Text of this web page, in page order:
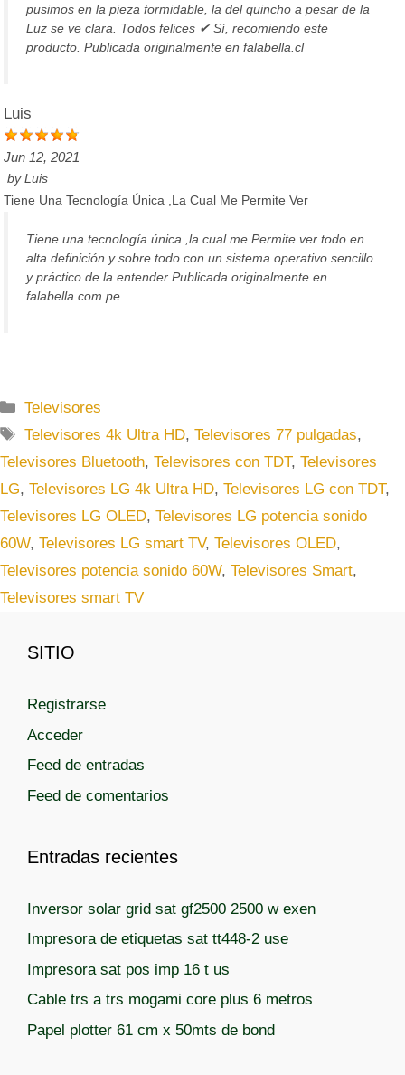
pusimos en la pieza formidable, la del quincho a pesar de la
Luz se ve clara. Todos felices ✔ Sí, recomiendo este
producto. Publicada originalmente en falabella.cl
Luis
Jun 12, 2021
byLuis
Tiene Una Tecnología Única ,la Cual Me Permite Ver
Tiene una tecnología única ,la cual me Permite ver todo en
alta definición y sobre todo con un sistema operativo sencillo
y práctico de la entender Publicada originalmente en
falabella.com.pe
C
a
o
r
í
Televisores
E
t
u
e
t
a
Televisores 4k Ultra HD,Televisores 77 pulgadas,
Televisores Bluetooth, Televisores con TDT, Televisores
LG, Televisores LG 4k Ultra HD, Televisores LG con TDT,
Televisores LG OLED, Televisores LG potencia sonido
60W, Televisores LG smart TV, Televisores OLED,
Televisores potencia sonido 60W, Televisores Smart,
Televisores smart TV
SITIO
Registrarse
Acceder
Feed de entradas
Feed de comentarios
Entradas recientes
Inversor solar grid sat gf2500 2500 w exen
Impresora de etiquetas sat tt448-2 use
Impresora sat pos imp 16 t us
Cable trs a trs mogami core plus 6 metros
Papel plotter 61 cm x 50mts de bond